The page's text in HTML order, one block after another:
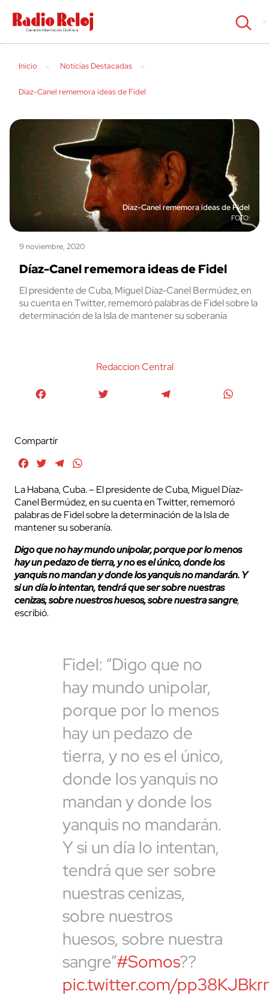
cerrar
Inicio Noticias Destacadas
Díaz-Canel rememora ideas de Fidel
Díaz-Canel rememora ideas de Fidel
9 noviembre, 2020
Díaz-Canel rememora ideas de Fidel
El presidente de Cuba, Miguel Díaz-Canel Bermúdez, en
su cuenta en Twitter, rememoró palabras de Fidel sobre la
determinación de la Isla de mantener su soberanía
Redaccion Central
Compartir
FacebookTwitterTelegram
La Habana, Cuba. – El presidente de Cuba, Miguel Díaz-
Canel Bermúdez, en su cuenta en Twitter, rememoró
palabras de Fidel sobre la determinación de la Isla de
mantener su soberanía.
Digo que no hay mundo unipolar, porque por lo menos
hay un pedazo de tierra, y no es el único, donde los
yanquis no mandan y donde los yanquis no mandarán. Y
si un día lo intentan, tendrá que ser sobre nuestras
cenizas, sobre nuestros huesos, sobre nuestra sangre,
escribió.
Fidel: “Digo que no
hay mundo unipolar,
porque por lo menos
hay un pedazo de
tierra, y no es el único,
donde los yanquis no
mandan y donde los
yanquis no mandarán.
Y si un día lo intentan,
tendrá que ser sobre
nuestras cenizas,
sobre nuestros
huesos, sobre nuestra
sangre”#Somos??
pic.twitter.com/